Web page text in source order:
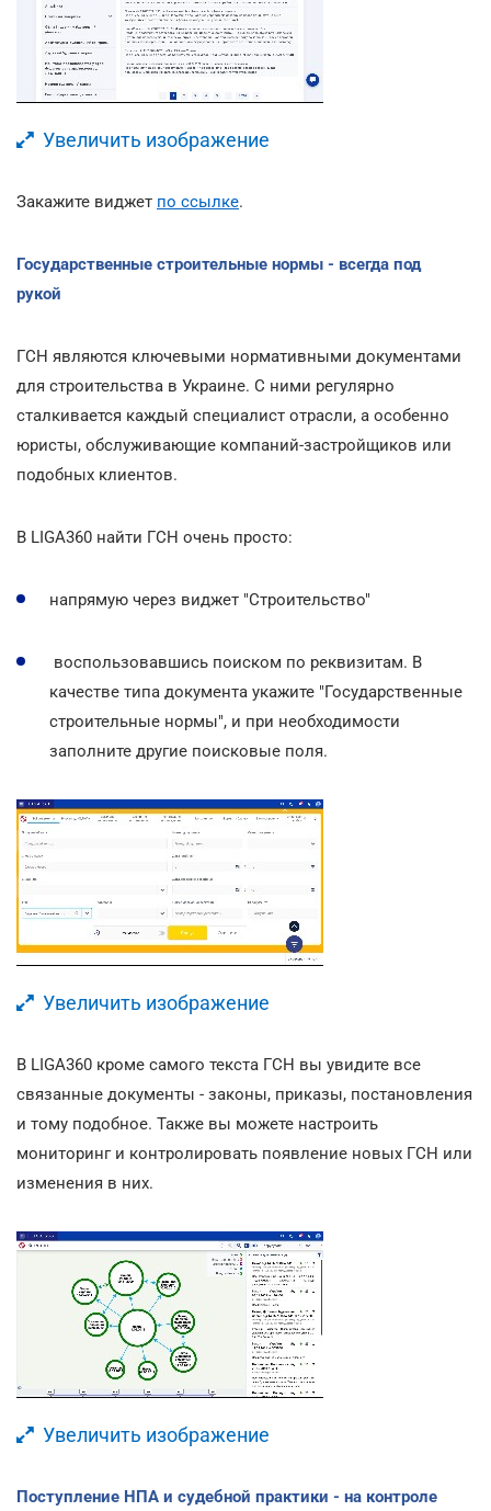
Увеличить изображение
Закажите виджет по ссылке.
Государственные строительные нормы - всегда под
рукой
ГСН являются ключевыми нормативными документами
для строительства в Украине. С ними регулярно
сталкивается каждый специалист отрасли, а особенно
юристы, обслуживающие компаний-застройщиков или
подобных клиентов.
В LIGA360 найти ГСН очень просто:
напрямую через виджет "Строительство"
воспользовавшись поиском по реквизитам. В
качестве типа документа укажите "Государственные
строительные нормы", и при необходимости
заполните другие поисковые поля.
Увеличить изображение
В LIGA360 кроме самого текста ГСН вы увидите все
связанные документы - законы, приказы, постановления
и тому подобное. Также вы можете настроить
мониторинг и контролировать появление новых ГСН или
изменения в них.
Увеличить изображение
Поступление НПА и судебной практики - на контроле